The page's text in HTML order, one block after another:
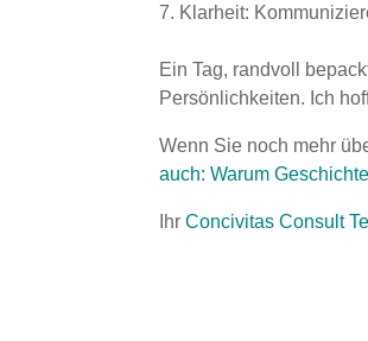
Klarheit:
Ein Tag, randvoll
Persönlichkeiten. Ich
Wenn Sie noch mehr
auch: Warum
IhrConcivitas Consult